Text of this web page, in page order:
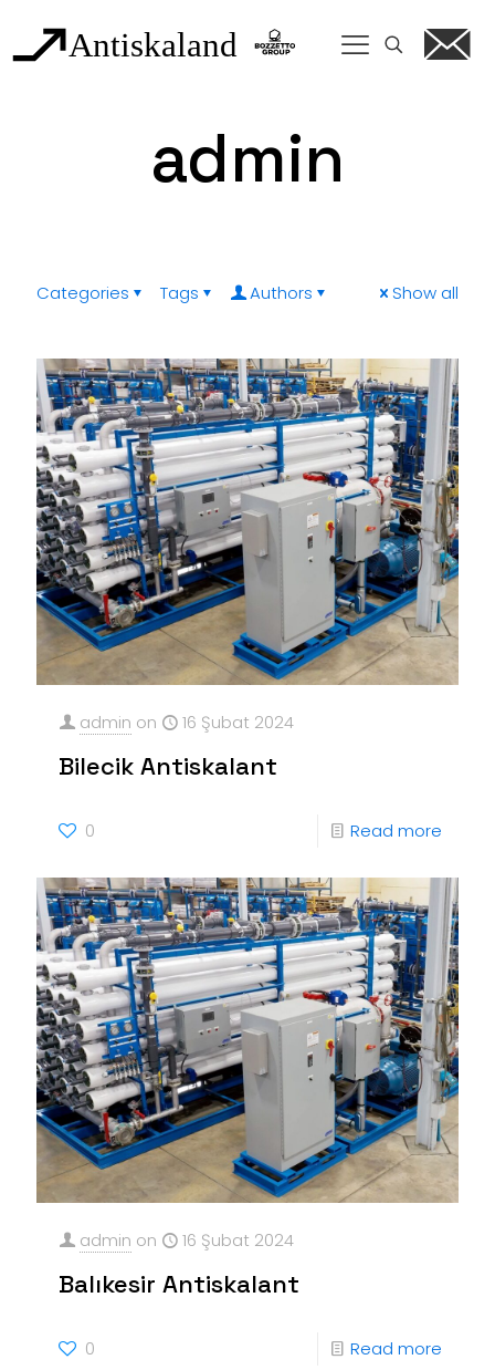
admin
Categories Tags Authors Show all
admin on 16 Şubat 2024
Bilecik Antiskalant
0 Read more
admin on 16 Şubat 2024
Balıkesir Antiskalant
0 Read more